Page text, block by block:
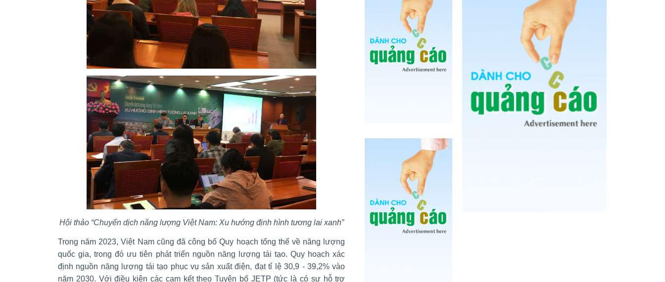
Hội thảo “Chuyển dịch năng lượng Việt Nam: Xu hướng định hình tương lai xanh”
Trong năm 2023, Việt Nam cũng đã công bố Quy hoạch tổng thể về năng lượng
quốc gia, trong đó ưu tiên phát triển nguồn năng lượng tái tạo. Quy hoạch xác
định nguồn năng lượng tái tạo phục vụ sản xuất điện, đạt tỉ lệ 30,9 - 39,2% vào
năm 2030. Với điều kiện các cam kết theo Tuyên bố JETP (tức là có sự hỗ trợ